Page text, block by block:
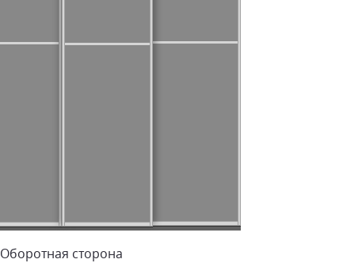
Оборотная сторона